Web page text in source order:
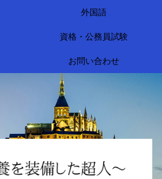
外国語
資格・公務員試験
お問い合わせ